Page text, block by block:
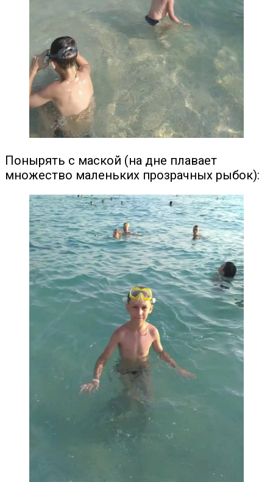
Понырять с маской (на дне плавает
множество маленьких прозрачных рыбок):